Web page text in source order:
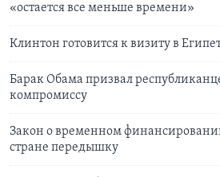
«остается все меньше времени»
Клинтон готовится к визиту в
Барак Обама призвал
компромиссу
Закон о временном
стране передышку